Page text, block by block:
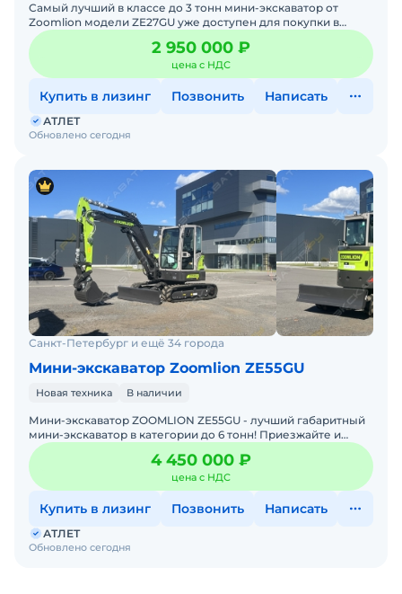
Самый лучший в классе до 3 тонн мини-экскаватор от
Zoomlion модели ZE27GU уже доступен для покупки в
России! Новейшая модель! Самая просторная кабина плюс
самая
2 950 000 ₽
цена с НДС
Купить в лизинг Позвонить Написать
Обновлено сегодня
АТЛЕТ
Санкт-Петербург и ещё 34 города
Мини-экскаватор Zoomlion ZE55GU
Новая техника В наличии
Мини-экскаватор ZOOMLION ZE55GU - лучший габаритный
мини-экскаватор в категории до 6 тонн! Приезжайте и
пробуйте!Машина 2026 года выпуска с гарантией.
Просторн
4 450 000 ₽
цена с НДС
Купить в лизинг Позвонить Написать
Обновлено сегодня
АТЛЕТ